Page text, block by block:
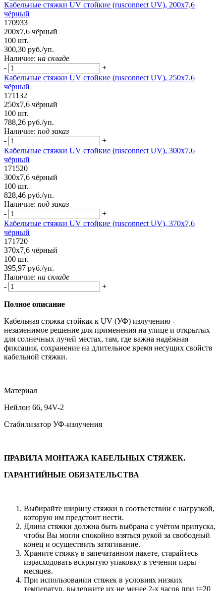
Кабельные стяжки UV стойкие (rusconnect UV), 200х7,6
чёрный
170933
200х7,6 чёрный
100 шт.
300,30 руб./уп.
Наличие: на складе
-
+
Кабельные стяжки UV стойкие (rusconnect UV), 250х7,6
чёрный
171132
250х7,6 чёрный
100 шт.
788,26 руб./уп.
Наличие: под заказ
-
+
Кабельные стяжки UV стойкие (rusconnect UV), 300х7,6
чёрный
171520
300х7,6 чёрный
100 шт.
828,46 руб./уп.
Наличие: под заказ
-
+
Кабельные стяжки UV стойкие (rusconnect UV), 370х7,6
чёрный
171720
370х7,6 чёрный
100 шт.
395,97 руб./уп.
Наличие: на складе
-
+
Полное описание
Кабельная стяжка стойкая к UV (УФ) излучению -
незаменимое решение для применения на улице и открытых
для солнечных лучей местах, там, где важна надёжная
фиксация, сохранение на длительное время несущих свойств
кабельной стяжки.
Материал
Нейлон 66, 94V-2
Стабилизатор УФ-излучения
ПРАВИЛА МОНТАЖА КАБЕЛЬНЫХ СТЯЖЕК.
ГАРАНТИЙНЫЕ ОБЯЗАТЕЛЬСТВА
Выбирайте ширину стяжки в соответствии с нагрузкой,
которую им предстоит нести.
Длина стяжки должна быть выбрана с учётом припуска,
чтобы Вы могли спокойно взяться рукой за свободный
конец и осуществить затягивание.
Храните стяжку в запечатанном пакете, старайтесь
израсходовать вскрытую упаковку в течении пары
месяцев.
При использовании стяжек в условиях низких
температур, выдержите их не менее 2-х часов при t=20